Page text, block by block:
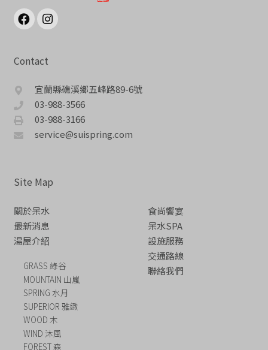
Contact
宜蘭縣礁溪鄉五峰路89-6號
03-988-3566
03-988-3166
service@suispring.com
Site Map
關於呆水
最新消息
湯屋介紹
GRASS 綠谷
MOUNTAIN 山嵐
SPRING 水月
SUPERIOR 雅緻
WOOD 木
WIND 沐風
FOREST 森
食尚饗宴
呆水SPA
設施服務
交通路線
聯絡我們